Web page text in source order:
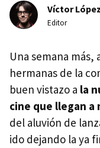
Víctor
Editor
Una semana
hermanas de la
buen vistazo a la
cine que llegan a
del aluvión de
ido dejando la ya